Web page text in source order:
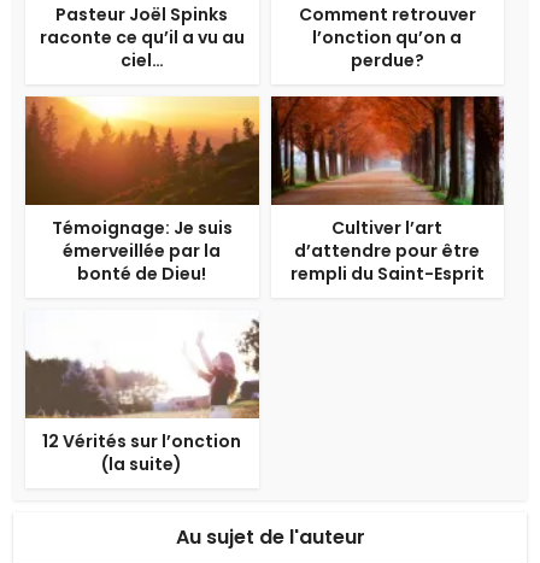
Pasteur Joël Spinks
raconte ce qu’il a vu au
ciel…
Comment retrouver
l’onction qu’on a
perdue?
Témoignage: Je suis
émerveillée par la
bonté de Dieu!
Cultiver l’art
d’attendre pour être
rempli du Saint-Esprit
12 Vérités sur l’onction
(la suite)
Au sujet de l'auteur